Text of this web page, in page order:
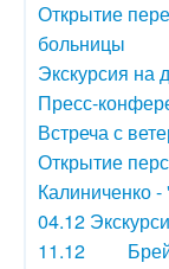
Открытие
больницы
Экскурсия на
Пресс-
Встреча с
Открытие
Калиниченко
04.12
11.12